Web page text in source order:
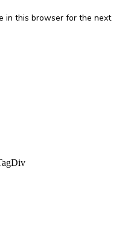
in this browser for the next